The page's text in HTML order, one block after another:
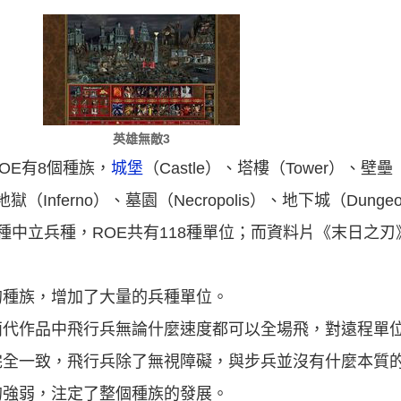
英雄無敵3
有8個種族，城堡 （Castle）、塔樓（Tower）、壁
獄（Inferno）、墓園（Necropolis）、地下城（
中立兵種，ROE共有118種單位；而資料片《末日之
族，增加了大量的兵種單位。
作品中飛行兵無論什麼速度都可以全場飛，對遠程單
一致，飛行兵除了無視障礙，與步兵並沒有什麼本質
弱，注定了整個種族的發展。